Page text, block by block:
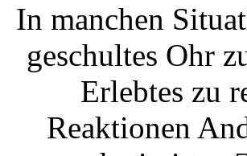
In manchen
geschultes Ohr
Erlebtes zu
Reaktionen